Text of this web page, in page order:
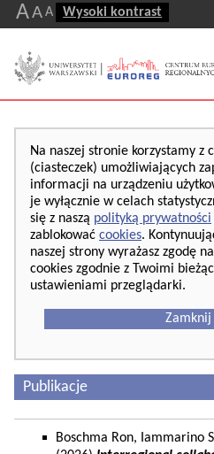
AA A Wysoki kontrast
Na naszej stronie korzystamy z
(ciasteczek) umożliwiających
informacji na urządzeniu
je wyłącznie w celach
się z naszą polityką prywatności
zablokować cookies.
naszej strony wyrażasz zgodę
cookies zgodnie z Twoimi
ustawieniami przeglądarki.
Zamknij
Publikacje
Boschma Ron, Iammarino